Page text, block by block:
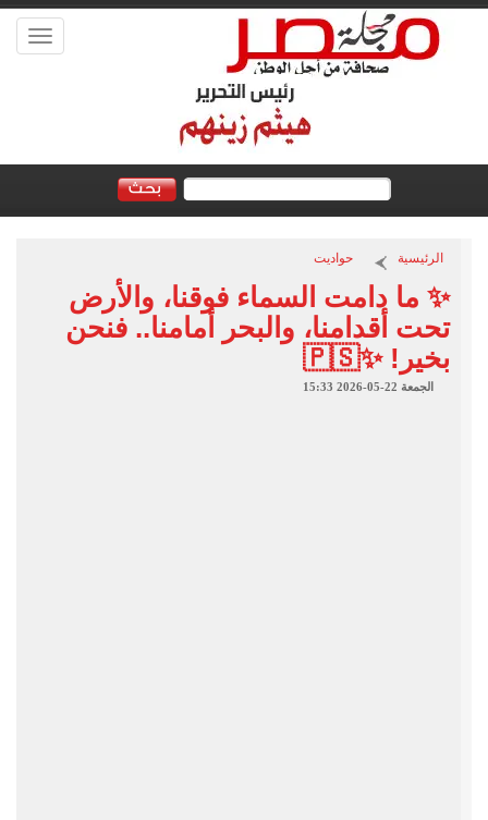
Toggle
الرئيسية حواديت
✨ ما دامت السماء فوقنا، والأرض
تحت أقدامنا، والبحر أمامنا.. فنحن
بخير! ✨🇵🇸
الجمعة 22-05-2026 15:33